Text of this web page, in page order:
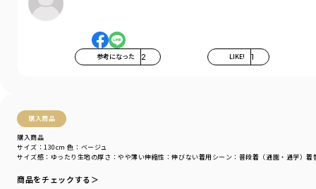
参考になった 2 LIKE! 1
購入商品
購入商品
サイズ感 ：ゆったり 生地の厚さ ：やや薄い伸縮性 ：伸びない着用シーン ：普段着（通園・通学）着
サイズ：130cm 色：ベージュ
商品をチェックする＞